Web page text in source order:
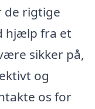
de rigtige
hjælp fra et
sikker på,
og
os for